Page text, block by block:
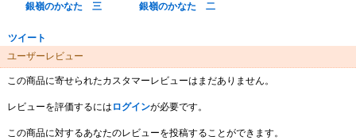
銀嶺のかなた 三 銀嶺のかなた 二
ツイート
ユーザーレビュー
この商品に寄せられたカスタマーレビューはまだありません。
レビューを評価するには ログインが必要です。
この商品に対するあなたのレビューを投稿することができます。